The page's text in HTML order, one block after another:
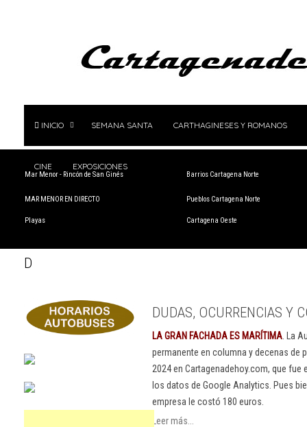
INICIO SEMANA SANTA CARTHAGINESES Y ROMANOS
CINE EXPOSICIONES
Mar Menor - Rincón de San Ginés
MAR MENOR EN DIRECTO
Playas
Barrios Cartagena Norte
Pueblos Cartagena Norte
Cartagena Oeste
D
DUDAS, OCURRENCIAS Y
LA GRAN FACHADA ES MARÍTIMA . La
permanente en columna y decenas
2024 en Cartagenadehoy.com, que
los datos de Google Analytics. Pues
empresa le costó 180 euros.
Leer más...